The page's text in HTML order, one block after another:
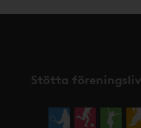
Stötta